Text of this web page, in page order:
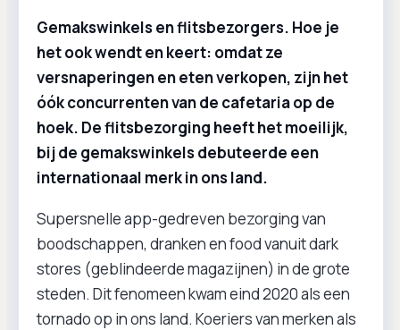
Gemakswinkels en flitsbezorgers. Hoe je
het ook wendt en keert: omdat ze
versnaperingen en eten verkopen, zijn het
óók concurrenten van de cafetaria op de
hoek. De flitsbezorging heeft het moeilijk,
bij de gemakswinkels debuteerde een
internationaal merk in ons land.
Supersnelle app-gedreven bezorging van
boodschappen, dranken en food vanuit dark
stores (geblindeerde magazijnen) in de grote
steden. Dit fenomeen kwam eind 2020 als een
tornado op in ons land. Koeriers van merken als